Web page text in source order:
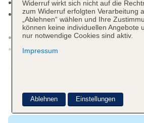
Diskothek/Nachtclub,
Internet: WLAN/WiFi, im
ohne Gebühr
Waschsalon: gegen Gebühr
Zahlungsarten: TUI Card /
Anfrage & Reservierung
Parkmöglichkeiten: Parkplatz
Widerruf wirkt sich nicht auf die
zum Widerruf erfolgten Verarbeitung
„Ablehnen“ wählen und Ihre
können keine individuellen Angebote
nur notwendige Cookies sind aktiv.
Impressum
Ablehnen Einstellungen